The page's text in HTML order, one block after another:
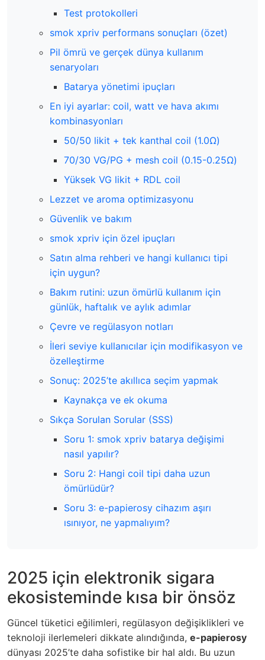
Test protokolleri
smok xpriv performans sonuçları (özet)
Pil ömrü ve gerçek dünya kullanım
senaryoları
Batarya yönetimi ipuçları
En iyi ayarlar: coil, watt ve hava akımı
kombinasyonları
50/50 likit + tek kanthal coil (1.0Ω)
70/30 VG/PG + mesh coil (0.15-0.25Ω)
Yüksek VG likit + RDL coil
Lezzet ve aroma optimizasyonu
Güvenlik ve bakım
smok xpriv için özel ipuçları
Satın alma rehberi ve hangi kullanıcı tipi
için uygun?
Bakım rutini: uzun ömürlü kullanım için
günlük, haftalık ve aylık adımlar
Çevre ve regülasyon notları
İleri seviye kullanıcılar için modifikasyon ve
özelleştirme
Sonuç: 2025’te akıllıca seçim yapmak
Kaynakça ve ek okuma
Sıkça Sorulan Sorular (SSS)
Soru 1: smok xpriv batarya değişimi
nasıl yapılır?
Soru 2: Hangi coil tipi daha uzun
ömürlüdür?
Soru 3: e-papierosy cihazım aşırı
ısınıyor, ne yapmalıyım?
2025 için elektronik sigara
ekosisteminde kısa bir önsöz
Güncel tüketici eğilimleri, regülasyon değişiklikleri ve
teknoloji ilerlemeleri dikkate alındığında, e-papierosy
dünyası 2025’te daha sofistike bir hal aldı. Bu uzun